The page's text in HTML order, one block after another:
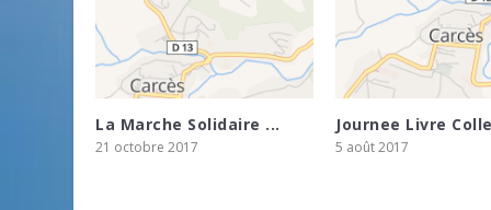
La Marche Solidaire ...
21 octobre 2017
Journee Livre
5 août 2017